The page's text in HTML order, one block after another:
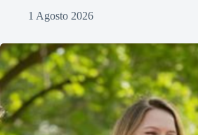
1 Agosto 2026